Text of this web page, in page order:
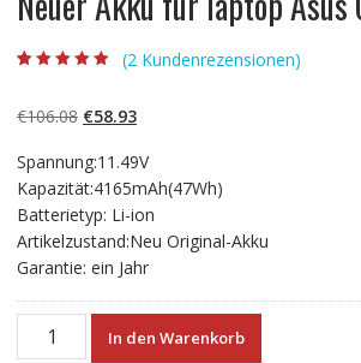
basierend auf
Kundenbewert
(2 Kundenrezensionen)
€106.08 Ursprünglicher
war:
€106.08
€58.93Aktueller
ist:
€58.93.
Spannung:11.49V
Kapazität:4165mAh(47Wh)
Batterietyp: Li-ion
Artikelzustand:Neu Original-Akku
Garantie: ein Jahr
Neuer
In den Warenkorb